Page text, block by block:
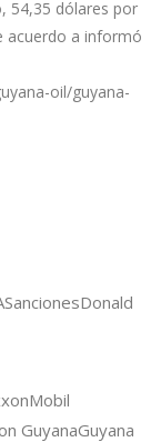
54,35 dólares por
acuerdo a informó
oil/guyana-
SancionesDonald
GuyanaGuyana